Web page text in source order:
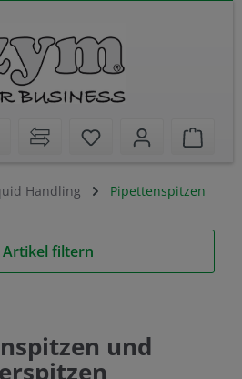
Sie haben 0 Artikel
Handling Pipettenspitzen
Artikel filtern
und